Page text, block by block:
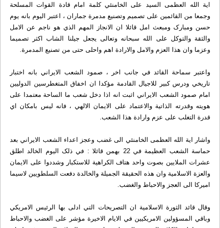
اية الله العظمى السيد على الخامنئي کلمة امام قادة القوات المسلحة
وجمعا من القائمين على تصميم وتصنيع مدمرة جماران ، اعتبر اليوم بانه يوم
حسن ومبارک ومبعث امل قائلا ان الانجاز المهم الذي هو ناجم عن الامل
والثقة والتوکل على الله سبحانه وتعالى يجعل جيلنا الشاب اکثر تصميما
وعزما وان هذا العزم والامل والارادة اهم واحلى حتى من تصنيع المدمرة.
واعتبر سماحة القائد في جانب اخر ، صمود الشعب الايراني بانه اختبار
تاريخي ودرس کبير للاجيال القادمة مؤکدا ان اخفاق المتغطرسين الدوليين
امام صمود الشعب الايراني اثبت انه اذا دخل شعب ما الساحة معتمدا على
هويته وقدرته الذاتية والاعتماد على الايمان الالهي ، فانه ليس بامکان اي
قدرة التغلب على عزم وارادة هذا الشعب.
واشار اية الله العظمى الخامنئي الى غضب وعجز اعداء الشعب الايراني بعد
حماسة الشعب العظيمة في 22 بهمن قائلا : في ذلک اليوم الخالد اطلق
عشرات الملايين بصوت واحد هتاف الکراهية للاستکبار وشددوا على الايمان
والعزة الاسلامية وان هذه الحقيقة الجميلة والخالدة دفعت السلطويين لاسيما
اميرکا الى العجز والاحباط والغضب.
وقال قائد الثورة الاسلامية ان التصريحات التي ادلى بها الرئيس الامريکي
وباقي المسؤولين الامريکيين في الايام الاخيرة مؤشر على الغضب والاحباط